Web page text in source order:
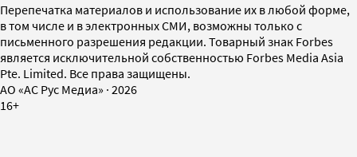
Перепечатка материалов и использование их в любой форме,
в том числе и в электронных СМИ, возможны только с
письменного разрешения редакции. Товарный знак Forbes
является исключительной собственностью Forbes Media Asia
Pte. Limited. Все права защищены.
AO «АС Рус Медиа» · 2026
16+